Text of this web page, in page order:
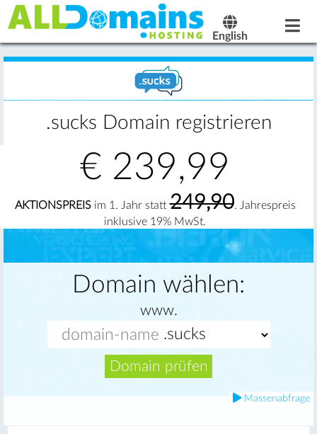
English
.sucks Domain registrieren
€ 239,99
AKTIONSPREISim 1. Jahr statt249,90. Jahrespreis
inklusive 19% MwSt.
Domain wählen:
www.
Domain prüfen
Massenabfrage